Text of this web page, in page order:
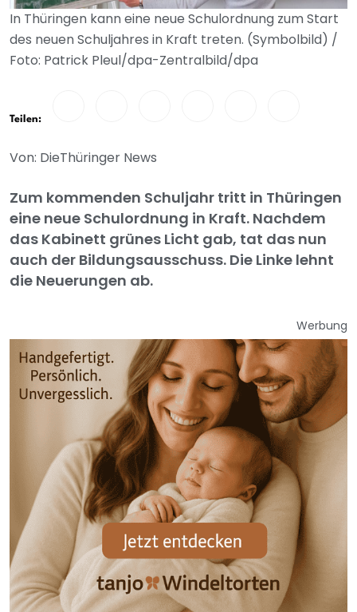
In Thüringen kann eine neue Schulordnung zum Start
des neuen Schuljahres in Kraft treten. (Symbolbild) /
Foto: Patrick Pleul/dpa-Zentralbild/dpa
Teilen:
Von: DieThüringer News
Zum kommenden Schuljahr tritt in Thüringen
eine neue Schulordnung in Kraft. Nachdem
das Kabinett grünes Licht gab, tat das nun
auch der Bildungsausschuss. Die Linke lehnt
die Neuerungen ab.
Werbung